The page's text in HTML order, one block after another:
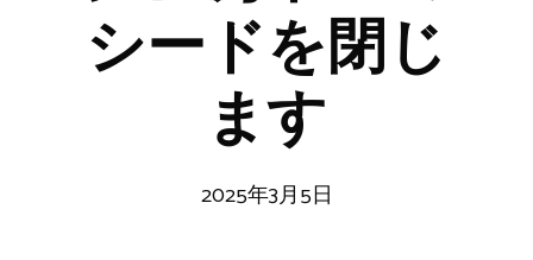
シードを閉じ
ます
2025年3月5日